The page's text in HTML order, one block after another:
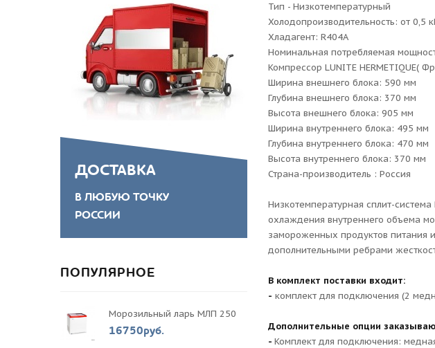
Тип - Низкотемпературный
Холодопроизводительность: от 0,5
Хладагент: R404A
Номинальная потребляемая
Компрессор LUNITE HERMETIQUE(
Ширина внешнего блока: 590 мм
Глубина внешнего блока: 370 мм
Высота внешнего блока: 905 мм
Ширина внутреннего блока: 495 мм
Глубина внутреннего блока: 470 мм
Высота внутреннего блока: 370 мм
Страна-производитель : Россия
Низкотемпературная сплит-
охлаждения внутреннего объема
замороженных продуктов питания
дополнительными ребрами
В комплект поставки входит:
- комплект для подключения (2
Дополнительные опции
-Комплект для подключения:
ДОСТАВКА
В ЛЮБУЮ ТОЧКУ
РОССИИ
ПОПУЛЯРНОЕ
Морозильный ларь МЛП 250
16750руб.